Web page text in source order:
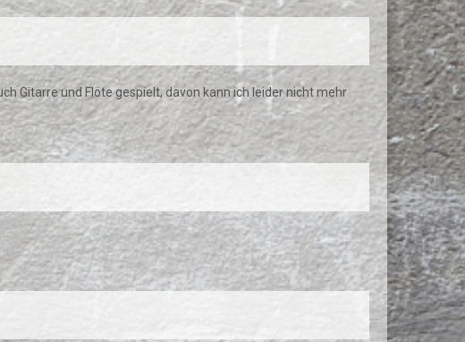
Gitarre und Flöte gespielt, davon kann ich leider nicht mehr